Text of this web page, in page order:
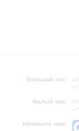
Большой зал:
Малый зал:
Напишите нам: